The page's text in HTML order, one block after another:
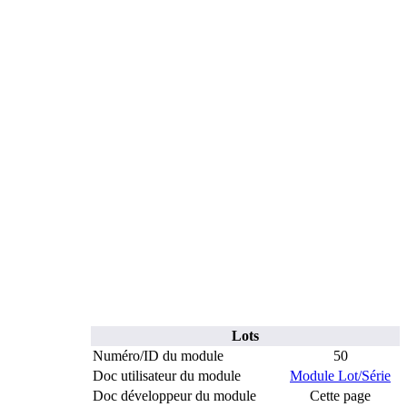
Lots
Numéro/ID du module
50
Doc utilisateur du module
Module Lot/Série
Doc développeur du module
Cette page